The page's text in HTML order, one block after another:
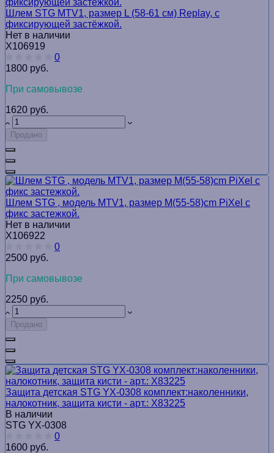
Шлем STG MTV1, размер L (58-61 см) Replay, с
фиксирующей застёжкой.
Нет в наличии
Х106919
0
1800 руб.
При самовывозе
1620 руб.
Продано
Шлем STG , модель MTV1, размер M(55-58)cm PiХel с
фикс застежкой.
Нет в наличии
Х106922
0
2500 руб.
При самовывозе
2250 руб.
Продано
Защита детская STG YX-0308 комплект:наколенники,
налокотник, защита кисти - арт.: Х83225
В наличии
STG YX-0308
0
1600 руб.